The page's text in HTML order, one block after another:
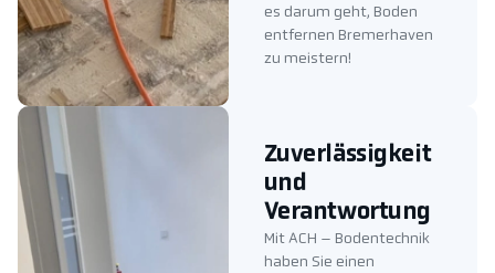
es darum geht, Boden
entfernen Bremerhaven
zu meistern!
Zuverlässigkeit
und
Verantwortung
Mit ACH – Bodentechnik
haben Sie einen